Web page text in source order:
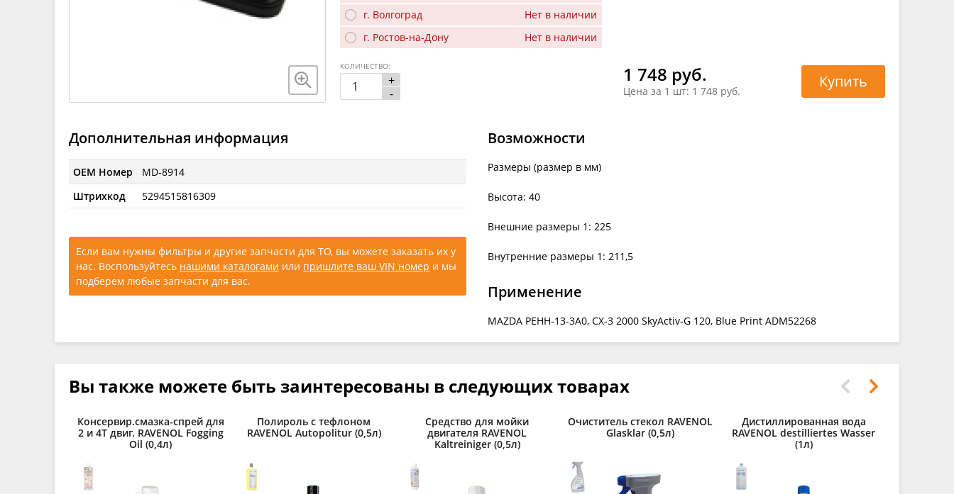
г. Волгоград
Нет в наличии
г. Ростов-на-Дону
Нет в наличии
1 748 руб.
Цена за 1 шт: 1 748 руб.
+
-
КОЛИЧЕСТВО:
Купить
Дополнительная информация
OEM Номер
MD-8914
Штрихкод
5294515816309
Если вам нужны фильтры и другие запчасти для ТО, вы можете заказать их у
нас. Воспользуйтесь нашими каталогами или пришлите ваш VIN номер и мы
подберем любые запчасти для вас.
Возможности
Размеры (размер в мм)
Высота: 40
Внешние размеры 1: 225
Внутренние размеры 1: 211,5
Применение
MAZDA PEHH-13-3A0, CX-3 2000 SkyActiv-G 120, Blue Print ADM52268
Вы также можете быть заинтересованы в следующих товарах
Консервир.смазка-спрей для
2 и 4Т двиг. RAVENOL Fogging
Oil (0,4л)
Полироль с тефлоном
RAVENOL Autopolitur (0,5л)
Средство для мойки
двигателя RAVENOL
Kaltreiniger (0,5л)
Очиститель стекол RAVENOL
Glasklar (0,5л)
Дистиллированная вода
RAVENOL destilliertes Wasser
(1л)